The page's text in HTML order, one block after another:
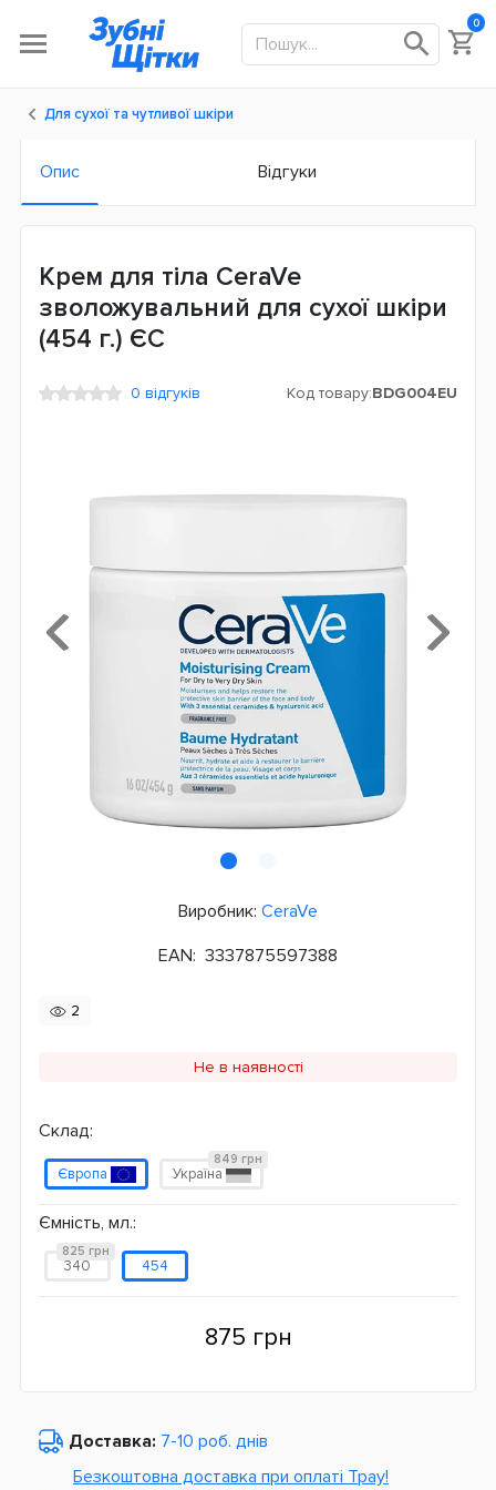
0
Для сухої та чутливої шкіри
Опис Відгуки
Крем для тіла CeraVe
зволожувальний для сухої шкіри
(454 г.) ЄС
0 відгуків Код товару:BDG004EU
Виробник: CeraVe
EAN: 3337875597388
2
Не в наявності
Склад:
Європа Україна
849 грн
Ємність, мл.:
340
825 грн
454
875 грн
Доставка: 7-10 роб. днів
Безкоштовна доставка при оплаті Tpay!